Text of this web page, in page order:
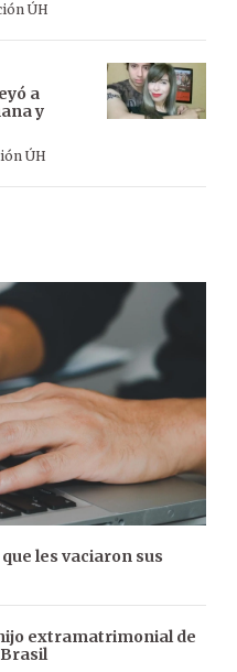
ÚH
a
y
ÚH
les vaciaron sus
extramatrimonial de